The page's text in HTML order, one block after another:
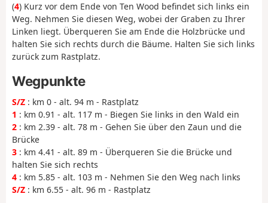
(4) Kurz vor dem Ende von Ten Wood befindet sich links ein
Weg. Nehmen Sie diesen Weg, wobei der Graben zu Ihrer
Linken liegt. Überqueren Sie am Ende die Holzbrücke und
halten Sie sich rechts durch die Bäume. Halten Sie sich links
zurück zum Rastplatz.
Wegpunkte
S/Z : km 0 - alt. 94 m - Rastplatz
1 : km 0.91 - alt. 117 m - Biegen Sie links in den Wald ein
2 : km 2.39 - alt. 78 m - Gehen Sie über den Zaun und die
Brücke
3 : km 4.41 - alt. 89 m - Überqueren Sie die Brücke und
halten Sie sich rechts
4 : km 5.85 - alt. 103 m - Nehmen Sie den Weg nach links
S/Z : km 6.55 - alt. 96 m - Rastplatz